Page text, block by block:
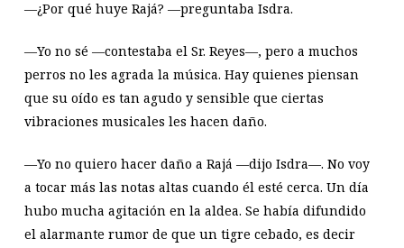
—¿Por qué huye Rajá? —preguntaba Isdra.
—Yo no sé —contestaba el Sr. Reyes—, pero a muchos
perros no les agrada la música. Hay quienes piensan
que su oído es tan agudo y sensible que ciertas
vibraciones musicales les hacen daño.
—Yo no quiero hacer daño a Rajá —dijo Isdra—. No voy
a tocar más las notas altas cuando él esté cerca. Un día
hubo mucha agitación en la aldea. Se había difundido
el alarmante rumor de que un tigre cebado, es decir